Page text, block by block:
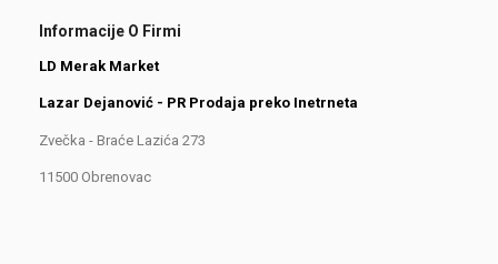
Informacije O Firmi
LD Merak Market
Lazar Dejanović - PR Prodaja preko Inetrneta
Zvečka - Braće Lazića 273
11500 Obrenovac